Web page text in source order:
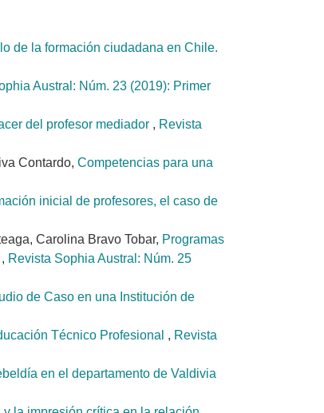
de la formación ciudadana en Chile.
Austral: Núm. 23 (2019): Primer
del profesor mediador , Revista
Contardo, Competencias para una
inicial de profesores, el caso de
Carolina Bravo Tobar, Programas
, Revista Sophia Austral: Núm. 25
de Caso en una Institución de
Técnico Profesional , Revista
en el departamento de Valdivia